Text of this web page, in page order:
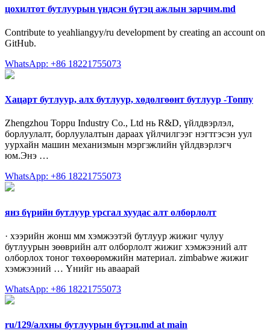
цохилтот бутлуурын үндсэн бүтэц ажлын зарчим.md
Contribute to yeahliangyy/ru development by creating an account on
GitHub.
WhatsApp: +86 18221755073
Хацарт бутлуур, алх бутлуур, хөдөлгөөнт бутлуур -Топпу
Zhengzhou Toppu Industry Co., Ltd нь R&D, үйлдвэрлэл,
борлуулалт, борлуулалтын дараах үйлчилгээг нэгтгэсэн уул
уурхайн машин механизмын мэргэжлийн үйлдвэрлэгч
юм.Энэ …
WhatsApp: +86 18221755073
янз бүрийн бутлуур урсгал хуудас алт олборлолт
· хээрийн жонш мм хэмжээтэй бутлуур жижиг чулуу
бутлуурын зөөврийн алт олборлолт жижиг хэмжээний алт
олборлох тоног төхөөрөмжийн материал. zimbabwe жижиг
хэмжээний … Үнийг нь аваарай
WhatsApp: +86 18221755073
ru/129/алхны бутлуурын бүтэц.md at main